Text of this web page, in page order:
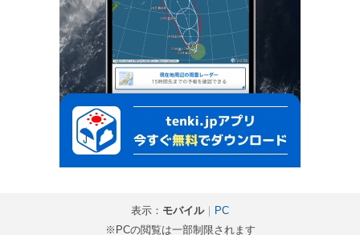
表示： モバイル｜
PC
※PCの閲覧は一部制限されます